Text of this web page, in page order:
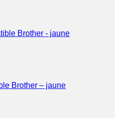
Brother – jaune